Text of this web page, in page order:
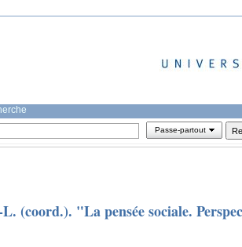
Passe-partout
(coord.). "La pensée sociale.